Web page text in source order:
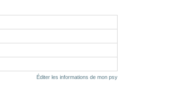
Éditer les informations de mon psy